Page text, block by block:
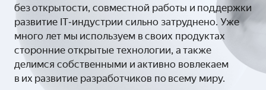
без открытости, совместной работы и поддержки
развитие IT‑индустрии сильно затруднено. Уже
много лет мы используем в своих продуктах
сторонние открытые технологии, а также
делимся собственными и активно вовлекаем
в их развитие разработчиков по всему миру.
Language